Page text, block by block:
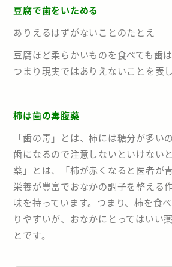
豆腐で歯をいためる
ありえるはずがないことのたとえ
豆腐ほど柔らかいものを食べても歯
つまり現実ではありえないことを表し
柿は歯の毒腹薬
「歯の毒」とは、柿には糖分が多い
歯になるので注意しないといけない
薬」とは、「柿が赤くなると医者が
栄養が豊富でおなかの調子を整える
味を持っています。つまり、柿を食
りやすいが、おなかにとってはいい
とです。